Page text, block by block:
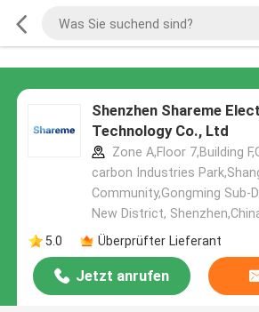
Shenzhen Shareme
Technology Co., Ltd
Zone A,Floor 7,Building
carbon Industries
Community,Gongming Sub-
New District,
5.0
Überprüfter Lieferant
Jetzt anrufen